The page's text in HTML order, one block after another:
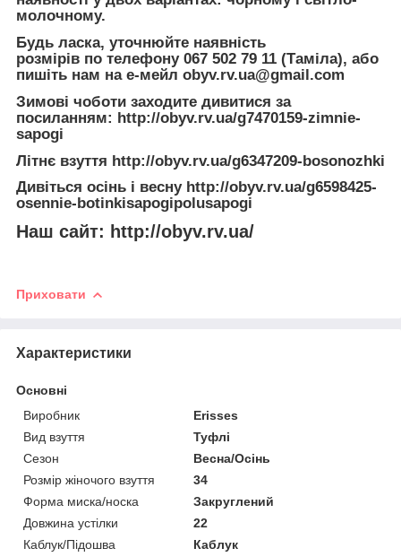
молочному.
Будь ласка, уточнюйте наявність
розмірів по телефону 067 502 79 11 (Таміла), або
пишіть нам на е-мейл obyv.rv.ua@gmail.com
Зимові чоботи заходите дивитися за
посиланням: http://obyv.rv.ua/g7470159-zimnie-
sapogi
Літнє взуття http://obyv.rv.ua/g6347209-bosonozhki
Дивіться осінь і весну http://obyv.rv.ua/g6598425-
osennie-botinkisapogipolusapogi
Наш сайт: http://obyv.rv.ua/
Приховати
Характеристики
Основні
Виробник
Erisses
Вид взуття
Туфлі
Сезон
Весна/Осінь
Розмір жіночого взуття
34
Форма миска/носка
Закруглений
Довжина устілки
22
Каблук/Підошва
Каблук